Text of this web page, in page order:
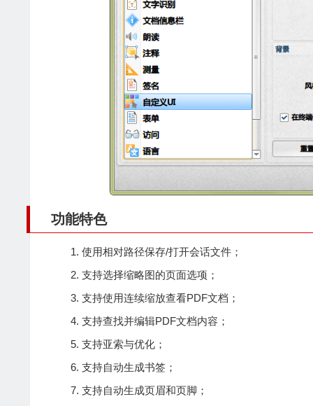
功能特色
使用相对路径保存/打开会话文件；
支持选择缩略图的页面选项；
支持使用连续缩放查看PDF文档；
支持查找并编辑PDF文档内容；
支持亚索与优化；
支持自动生成书签；
支持自动生成页眉和页脚；